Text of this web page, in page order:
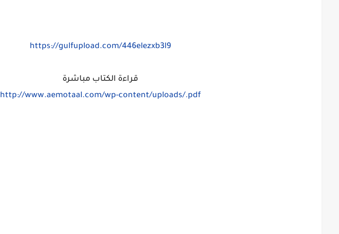
https://gulfupload.com/446elezxb3l9
قراءة الكتاب مباشرة
http://www.aemotaal.com/wp-content/uploads/.pdf